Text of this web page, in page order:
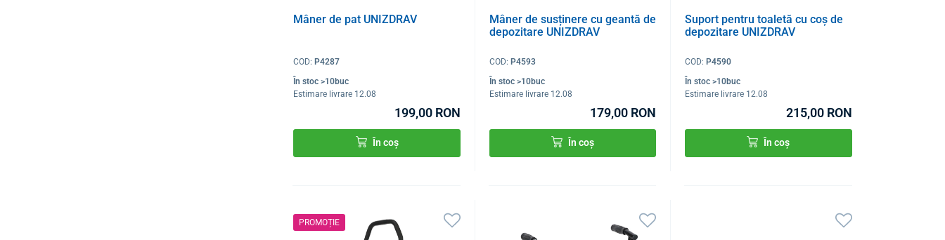
Mâner de pat UNIZDRAV
COD:P4287
În stoc >10buc
Estimare livrare 12.08
199,00 RON
În coș
Mâner de susținere cu geantă de
depozitare UNIZDRAV
COD: P4593
În stoc >10buc
Estimare livrare 12.08
179,00 RON
În coș
Suport pentru toaletă cu coș de
depozitare UNIZDRAV
COD:P4590
În stoc >10buc
Estimare livrare 12.08
215,00 RON
În coș
PROMOȚIE